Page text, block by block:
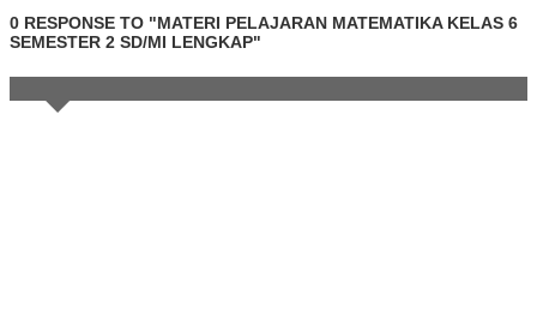
0 RESPONSE TO "MATERI PELAJARAN MATEMATIKA KELAS 6
SEMESTER 2 SD/MI LENGKAP"